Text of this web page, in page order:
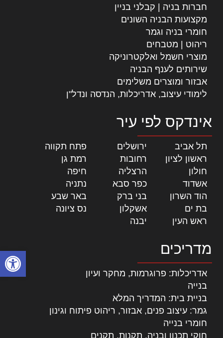
פתח
חברות בניה | קבלני בניין
מקצועות הבניה השונים
חומרי בניה וגמר
ריהוט | מטבחים
מוצרי חשמל ואלקטרוניקה
שירותים לענף הבניה
אבזור ומוצרים משלימים
לימודי עיצוב, אדריכלות, הנדסה ונדל"ן
אינדקס לפי עיר
תל אביב ירושלים פתח תקווה
ראשון לציון
רחובות רמת גן
חולון
הרצליה חיפה
אשדוד
כפר סבא נתניה
הוד השרון
בני ברק באר שבע
בת ים
אשקלון נס ציונה
ראש העין
יבנה
מדריכים
אדריכלות: פרוגרמות, מחקר ועיון
בנייה
בניית בית: המדריך המלא
גמר: עיצוב פנים, אבזור, ריהוט פיתוח וגינון
חומרי בנייה
חוקי תכנון ובניה, תקנות, תקנים